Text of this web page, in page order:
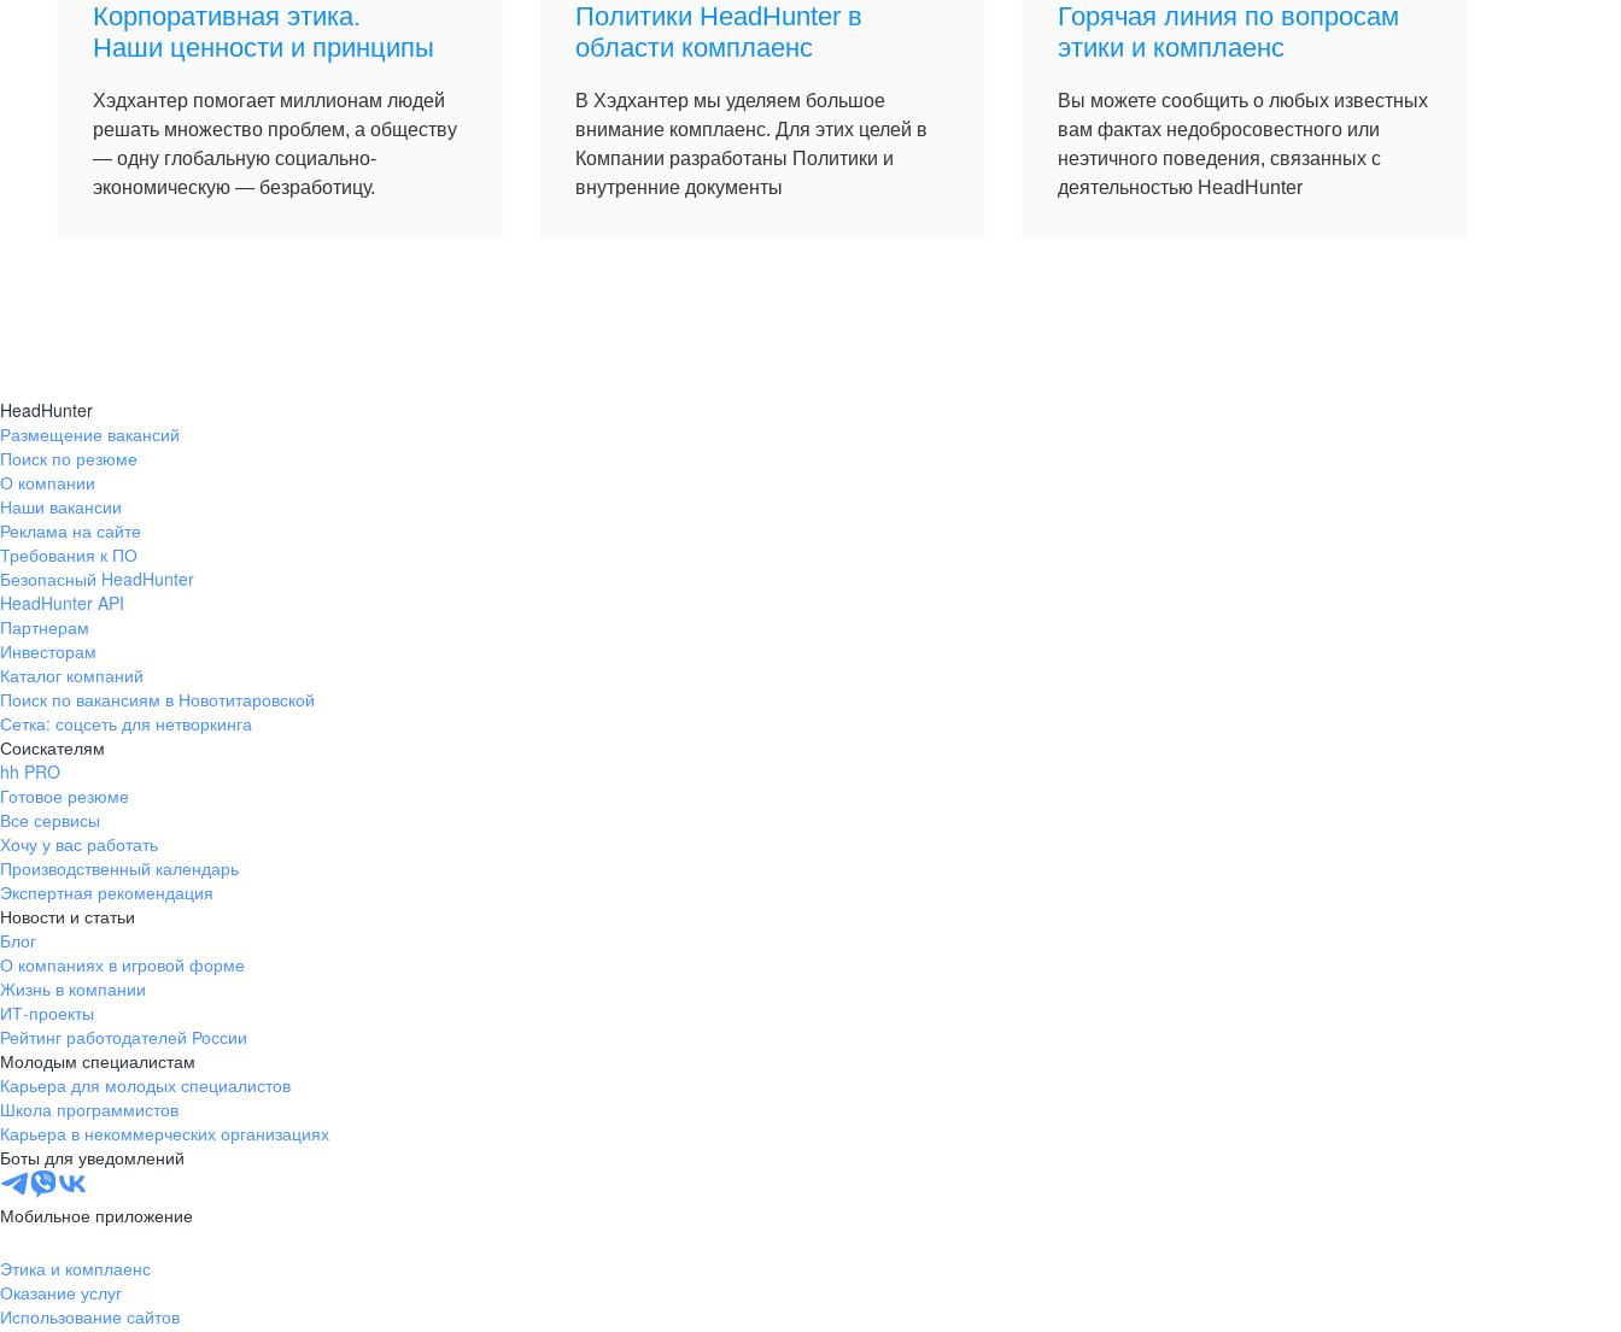
Корпоративная этика.
Наши ценности и принципы
Хэдхантер помогает миллионам людей
решать множество проблем, а обществу
— одну глобальную социально-
экономическую — безработицу.
Политики HeadHunter в
области комплаенс
В Хэдхантер мы уделяем большое
внимание комплаенс. Для этих целей в
Компании разработаны Политики и
внутренние документы
Горячая линия по вопросам
этики и комплаенс
Вы можете сообщить о любых известных
вам фактах недобросовестного или
неэтичного поведения, связанных с
деятельностью HeadHunter
HeadHunter
Размещение вакансий
Поиск по резюме
О компании
Наши вакансии
Реклама на сайте
Требования к ПО
Безопасный HeadHunter
HeadHunter API
Партнерам
Инвесторам
Каталог компаний
Поиск по вакансиям в Новотитаровской
Сетка: соцсеть для нетворкинга
Соискателям
hh PRO
Готовое резюме
Все сервисы
Хочу у вас работать
Производственный календарь
Экспертная рекомендация
Новости и статьи
Блог
О компаниях в игровой форме
Жизнь в компании
ИТ-проекты
Рейтинг работодателей России
Молодым специалистам
Карьера для молодых специалистов
Школа программистов
Карьера в некоммерческих организациях
Боты для уведомлений
Мобильное приложение
Этика и комплаенс
Оказание услуг
Использование сайтов